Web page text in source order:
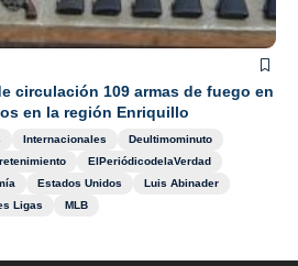
circulación 109 armas de fuego en
en la región Enriquillo
Internacionales
Deultimominuto
ElPeriódicodelaVerdad
Estados Unidos
Luis Abinader
Ligas MLB